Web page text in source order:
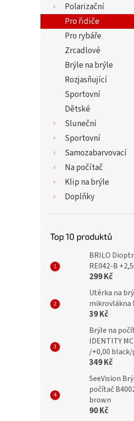
e
Polarizační
Pro řidiče
Pro rybáře
Zrcadlové
Brýle na brýle
Rozjasňující
Sportovní
Dětské
Sluneční
Sportovní
Samozabarvovací
Na počítač
Klip na brýle
Doplňky
Top 10 produktů
BRILO
RE042-B
299 Kč
Utěrka na
mikrovlákna
39 Kč
Brýle na
IDENTITY
/+0,00
349 Kč
SeeVision
počítač
brown
90 Kč